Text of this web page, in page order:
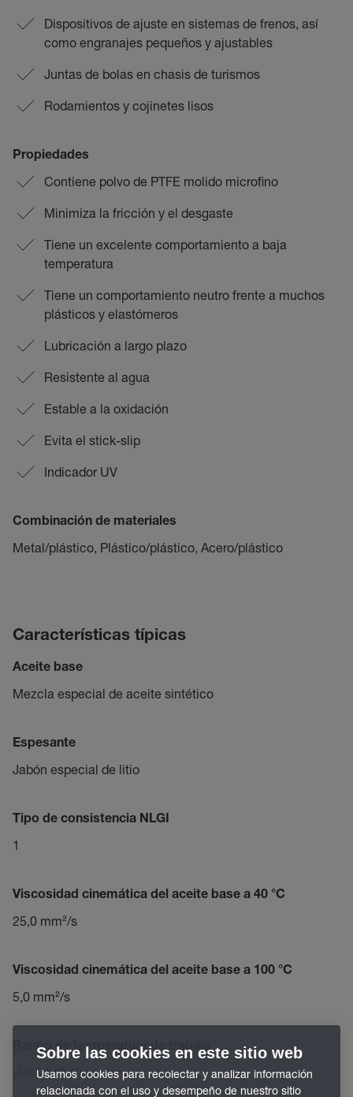
Dispositivos de ajuste en sistemas de frenos, así
como engranajes pequeños y ajustables
Juntas de bolas en chasis de turismos
Rodamientos y cojinetes lisos
Propiedades
Contiene polvo de PTFE molido microfino
Minimiza la fricción y el desgaste
Tiene un excelente comportamiento a baja
temperatura
Tiene un comportamiento neutro frente a muchos
plásticos y elastómeros
Lubricación a largo plazo
Resistente al agua
Estable a la oxidación
Evita el stick-slip
Indicador UV
Combinación de materiales
Metal/plástico, Plástico/plástico, Acero/plástico
Características típicas
Aceite base
Mezcla especial de aceite sintético
Espesante
Jabón especial de litio
Tipo de consistencia NLGI
1
Viscosidad cinemática del aceite base a 40 °C
25,0 mm²/s
Viscosidad cinemática del aceite base a 100 °C
5,0 mm²/s
Rango de temperatura de trabajo
-50 – 140 °C
Sobre las cookies en este sitio web
Usamos cookies para recolectar y analizar información
relacionada con el uso y desempeño de nuestro sitio